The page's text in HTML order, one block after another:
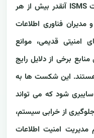
پلتفرم‌های فناوری سوار هستند اهمیت ISMS آنقدر بیش از هر
مدیران فناوری اطلاعات
امنیتی قدیمی، موانع
برخی از دلایل رایج
این شکست ها به
شود که می تواند
از خرابی سیستم،
امنیت اطلاعات